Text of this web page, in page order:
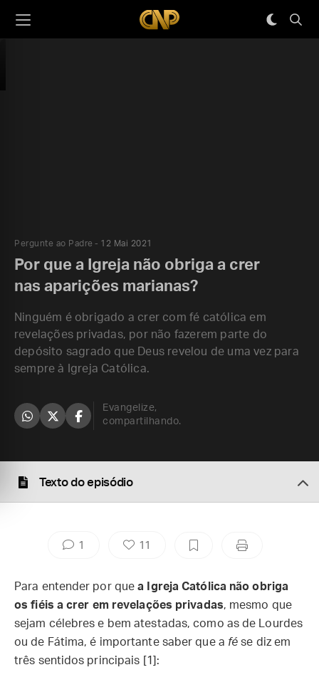
Pergunte ao Padre 12 Mai 2021
Por que a Igreja não obriga a crer
nas aparições marianas?
Ninguém é obrigado a crer com fé católica em
revelações privadas, por não fazerem parte do
depósito sagrado que Deus revelou de uma vez para
sempre à Igreja Católica.
Evangelize,
compartilhando.
Texto do episódio
1 11
Para entender por quea Igreja Católica não obriga
os fiéis a crer em revelações privadas, mesmo que
sejam célebres e bem atestadas, como as de Lourdes
ou de Fátima, é importante saber que a fé se diz em
três sentidos principais [1]: